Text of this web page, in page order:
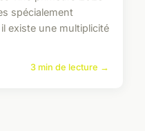
spécialement
existe une multiplicité
3 min de lecture →